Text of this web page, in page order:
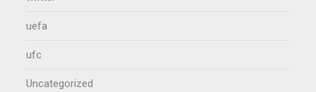
uefa
ufc
Uncategorized